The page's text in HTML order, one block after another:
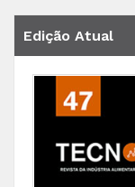
Edição Atual